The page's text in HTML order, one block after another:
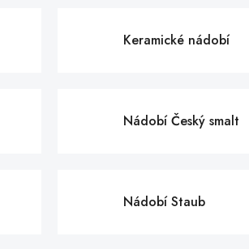
Keramické nádobí
Nádobí Český smalt
Nádobí Staub